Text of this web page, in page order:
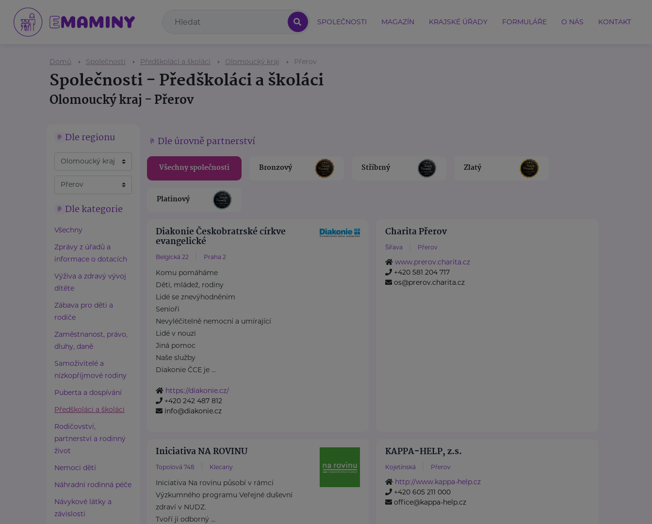
SPOLEČNOSTI MAGAZÍN KRAJSKÉ ÚŘADY FORMULÁŘE O NÁS KONTAKT
Domů Společnosti Předškoláci a školáci Olomoucký kraj Přerov
Společnosti - Předškoláci a školáci
Olomoucký kraj - Přerov
Dle regionu
Dle kategorie
Všechny
Zprávy z úřadů a
informace o dotacích
Výživa a zdravý vývoj
dítěte
Zábava pro děti a
rodiče
Zaměstnanost, právo,
dluhy, daně
Samoživitelé a
nízkopříjmové rodiny
Puberta a dospívání
Předškoláci a školáci
Rodičovství,
partnerství a rodinný
život
Nemoci dětí
Náhradní rodinná péče
Návykové látky a
závislosti
Dle úrovně partnerství
Všechny společnosti Bronzový Stříbrný Zlatý
Platinový
Diakonie Českobratrské církve
evangelické
Belgická 22 Praha 2
Komu pomáháme
Děti, mládež, rodiny
Lidé se znevýhodněním
Senioři
Nevyléčitelně nemocní a umírající
Lidé v nouzi
Jiná pomoc
Naše služby
Diakonie ČCE je ...
https://diakonie.cz/
+420 242 487 812
info@diakonie.cz
Charita Přerov
Šířava Přerov
www.prerov.charita.cz
+420 581 204 717
os@prerov.charita.cz
Iniciativa NA ROVINU
Topolová 748 Klecany
Iniciativa Na rovinu působí v rámci
Výzkumného programu Veřejné duševní
zdraví v NUDZ.
Tvoří ji odborný ...
KAPPA-HELP, z.s.
Kojetínská Přerov
http://www.kappa-help.cz
+420 605 211 000
office@kappa-help.cz